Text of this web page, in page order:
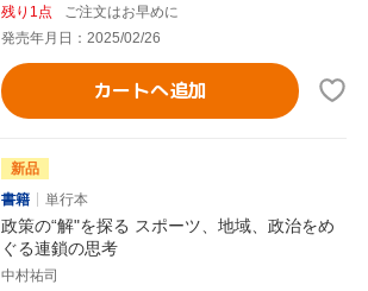
残り1点
ご注文はお早めに
発売年月日：2025/02/26
カートへ追加
新品
書籍
単行本
政策の“解"を探る スポーツ、地域、政治をめ
ぐる連鎖の思考
中村祐司